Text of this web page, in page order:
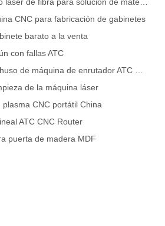
CNC para fabricación de gabinetes
barato a la venta
con fallas ATC
de la máquina láser
CNC portátil China
ATC CNC Router
puerta de madera MDF